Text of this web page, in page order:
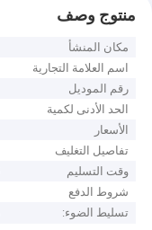
منتوج وصف
مكان المنشأ
اسم العلامة التجارية
رقم الموديل
الحد الأدنى لكمية
الأسعار
تفاصيل التغليف
وقت التسليم
شروط الدفع
تسليط الضوء: